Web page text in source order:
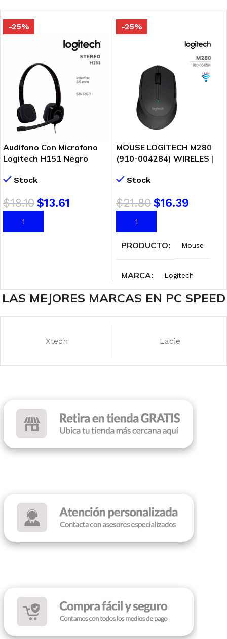
-25%
Audifono Con Microfono
Logitech H151 Negro
Stock
$18.10$13.61
AÑADIR AL CARRITO
-25%
MOUSE LOGITECH M280
(910-004284) WIRELES |
Stock
$21.80$16.39
AÑADIR AL CARRITO
PRODUCTO Mouse
MARCA Logitech
INTERFAZ
COLOR Black
LAS MEJORES MARCAS EN PC SPEED
Xtech Lacie